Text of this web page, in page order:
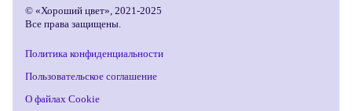
© «Хороший цвет», 2021-2025
Все права защищены.
Политика конфиденциальности
Пользовательское соглашение
О файлах Cookie